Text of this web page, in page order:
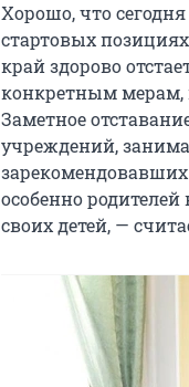
Хорошо, что
стартовых
край здорово
конкретным мерам,
Заметное
учреждений,
особенно
своих детей, —